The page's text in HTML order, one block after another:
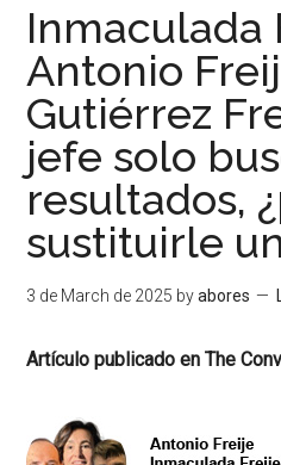
Inmaculada
Antonio
Gutiérrez
jefe solo
resultados,
sustituirle
3 de March de 2025 byabores
Artículo publicado en The